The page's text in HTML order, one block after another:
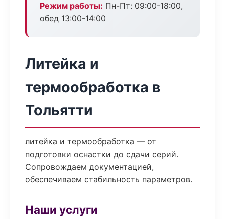
Режим работы: Пн-Пт: 09:00-18:00,
обед 13:00-14:00
Литейка и
термообработка в
Тольятти
литейка и термообработка — от
подготовки оснастки до сдачи серий.
Сопровождаем документацией,
обеспечиваем стабильность параметров.
Наши услуги